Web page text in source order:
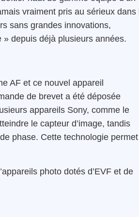
vraiment pris au sérieux dans
sans grandes innovations,
depuis déjà plusieurs années.
AF et ce nouvel appareil
de brevet a été déposée
appareils Sony, comme le
le capteur d’image, tandis
phase. Cette technologie
photo dotés d’EVF et de